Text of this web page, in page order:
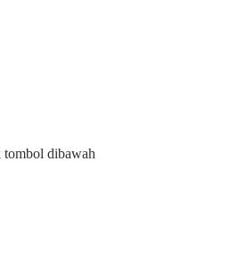
tombol dibawah